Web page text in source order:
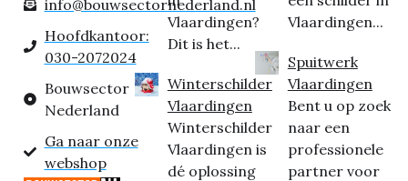
info@bouwsectornederland.nl
Hoofdkantoor:
030-2072024
Bouwsector
Nederland
Ga naar onze
webshop
Vlaardingen?
Dit is het...
Winterschilder
Vlaardingen
Winterschilder
Vlaardingen is
dé oplossing
Vlaardingen...
Spuitwerk
Vlaardingen
Bent u op zoek
naar een
professionele
partner voor